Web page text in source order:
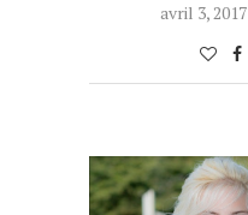
avril 3, 2017